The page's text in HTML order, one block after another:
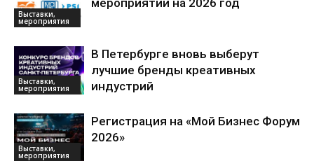
Выставки,
мероприятия
мероприятий на 2026 год
Выставки,
мероприятия
В Петербурге вновь выберут
лучшие бренды креативных
индустрий
Выставки,
мероприятия
Регистрация на «Мой Бизнес Форум
2026»